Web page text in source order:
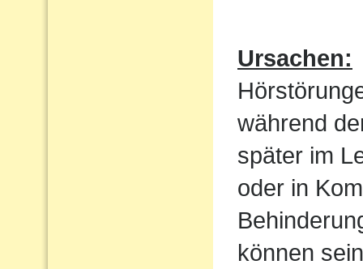
Ursachen:
während
später im
oder in
können